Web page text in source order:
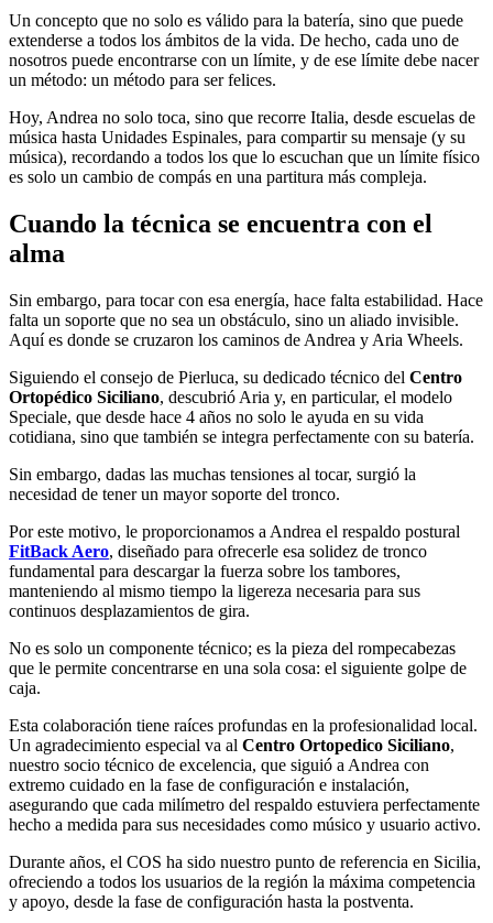
Un concepto que no solo es válido para la batería, sino que puede
extenderse a todos los ámbitos de la vida. De hecho, cada uno de
nosotros puede encontrarse con un límite, y de ese límite debe nacer
un método: un método para ser felices.
Hoy, Andrea no solo toca, sino que recorre Italia, desde escuelas de
música hasta Unidades Espinales, para compartir su mensaje (y su
música), recordando a todos los que lo escuchan que un límite físico
es solo un cambio de compás en una partitura más compleja.
Cuando la técnica se encuentra con el
alma
Sin embargo, para tocar con esa energía, hace falta estabilidad. Hace
falta un soporte que no sea un obstáculo, sino un aliado invisible.
Aquí es donde se cruzaron los caminos de Andrea y Aria Wheels.
Siguiendo el consejo de Pierluca, su dedicado técnico del Centro
Ortopédico Siciliano, descubrió Aria y, en particular, el modelo
Speciale, que desde hace 4 años no solo le ayuda en su vida
cotidiana, sino que también se integra perfectamente con su batería.
Sin embargo, dadas las muchas tensiones al tocar, surgió la
necesidad de tener un mayor soporte del tronco.
Por este motivo, le proporcionamos a Andrea el respaldo postural
FitBack Aero, diseñado para ofrecerle esa solidez de tronco
fundamental para descargar la fuerza sobre los tambores,
manteniendo al mismo tiempo la ligereza necesaria para sus
continuos desplazamientos de gira.
No es solo un componente técnico; es la pieza del rompecabezas
que le permite concentrarse en una sola cosa: el siguiente golpe de
caja.
Esta colaboración tiene raíces profundas en la profesionalidad local.
Un agradecimiento especial va al Centro Ortopedico Siciliano,
nuestro socio técnico de excelencia, que siguió a Andrea con
extremo cuidado en la fase de configuración e instalación,
asegurando que cada milímetro del respaldo estuviera perfectamente
hecho a medida para sus necesidades como músico y usuario activo.
Durante años, el COS ha sido nuestro punto de referencia en Sicilia,
ofreciendo a todos los usuarios de la región la máxima competencia
y apoyo, desde la fase de configuración hasta la postventa.